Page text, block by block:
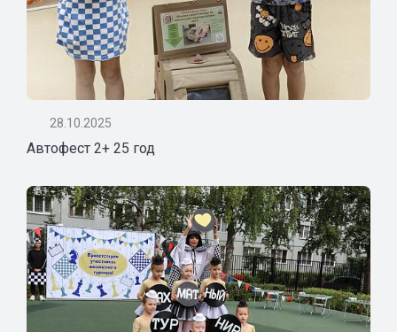
28.10.2025
Автофест 2+ 25 год